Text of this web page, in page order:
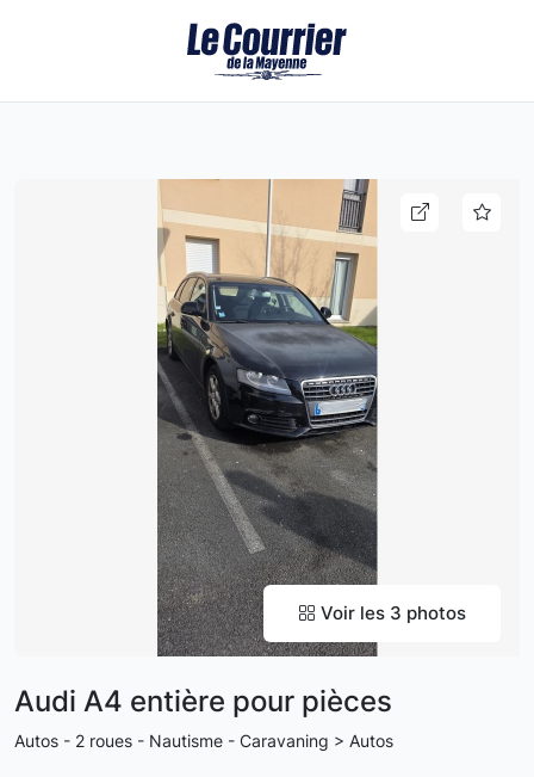
Voir les 3 photos
Audi A4 entière pour pièces
Autos - 2 roues - Nautisme - Caravaning > Autos